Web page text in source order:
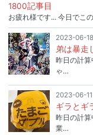
1800記事目
お疲れ様です... 今日でこ
2023-06-18
弟は暴走
昨日の計算
ゃ…
2023-06-11
ギラとギ
昨日の計
業…